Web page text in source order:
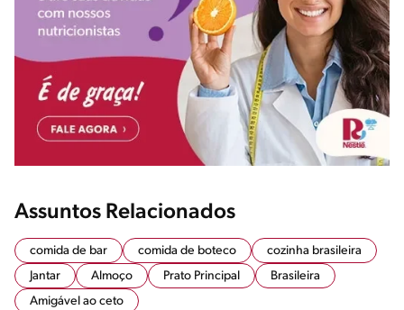
Assuntos Relacionados
comida de bar comida de boteco
cozinha brasileira
Jantar
Almoço Prato Principal
Brasileira
Amigável ao ceto